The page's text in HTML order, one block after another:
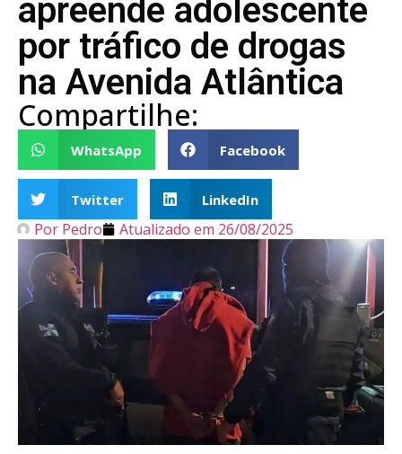
apreende adolescente
por tráfico de drogas
na Avenida Atlântica
Compartilhe:
WhatsApp Facebook
Twitter LinkedIn
Por Pedro Atualizado em 26/08/2025